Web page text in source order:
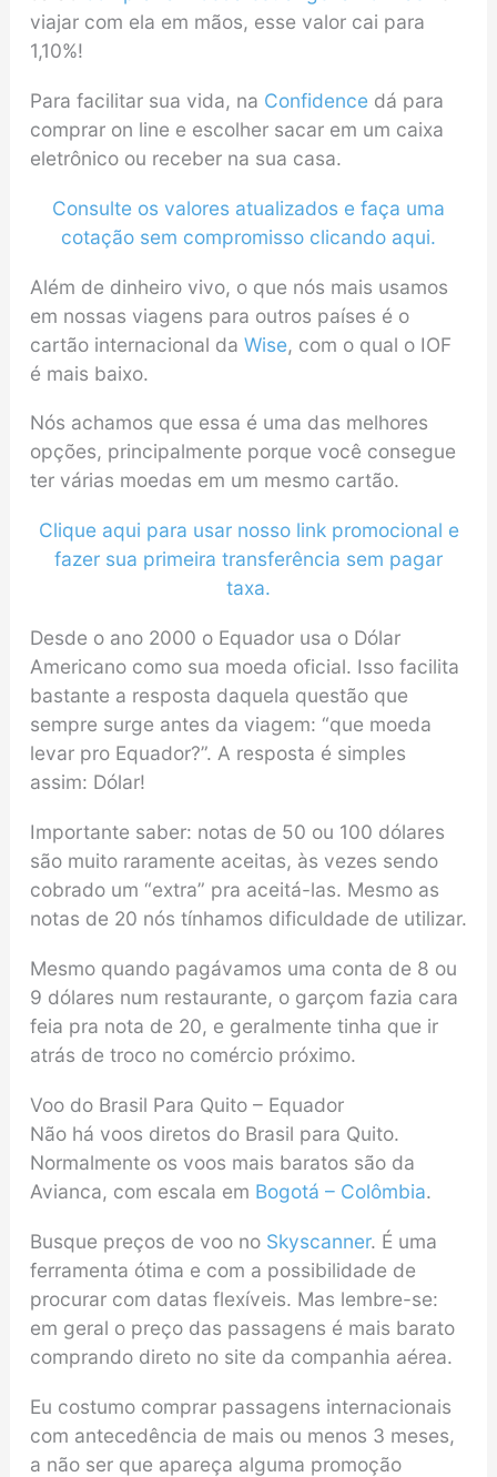
viajar com ela em mãos, esse valor cai para
1,10%!
Para facilitar sua vida, na Confidence dá para
comprar on line e escolher sacar em um caixa
eletrônico ou receber na sua casa.
Consulte os valores atualizados e faça uma
cotação sem compromisso clicando aqui.
Além de dinheiro vivo, o que nós mais usamos
em nossas viagens para outros países é o
cartão internacional da Wise, com o qual o IOF
é mais baixo.
Nós achamos que essa é uma das melhores
opções, principalmente porque você consegue
ter várias moedas em um mesmo cartão.
Clique aqui para usar nosso link promocional e
fazer sua primeira transferência sem pagar
taxa.
Desde o ano 2000 o Equador usa o Dólar
Americano como sua moeda oficial. Isso facilita
bastante a resposta daquela questão que
sempre surge antes da viagem: “que moeda
levar pro Equador?”. A resposta é simples
assim: Dólar!
Importante saber: notas de 50 ou 100 dólares
são muito raramente aceitas, às vezes sendo
cobrado um “extra” pra aceitá-las. Mesmo as
notas de 20 nós tínhamos dificuldade de utilizar.
Mesmo quando pagávamos uma conta de 8 ou
9 dólares num restaurante, o garçom fazia cara
feia pra nota de 20, e geralmente tinha que ir
atrás de troco no comércio próximo.
Voo do Brasil Para Quito – Equador
Não há voos diretos do Brasil para Quito.
Normalmente os voos mais baratos são da
Avianca, com escala em Bogotá – Colômbia.
Busque preços de voo no Skyscanner. É uma
ferramenta ótima e com a possibilidade de
procurar com datas flexíveis. Mas lembre-se:
em geral o preço das passagens é mais barato
comprando direto no site da companhia aérea.
Eu costumo comprar passagens internacionais
com antecedência de mais ou menos 3 meses,
a não ser que apareça alguma promoção